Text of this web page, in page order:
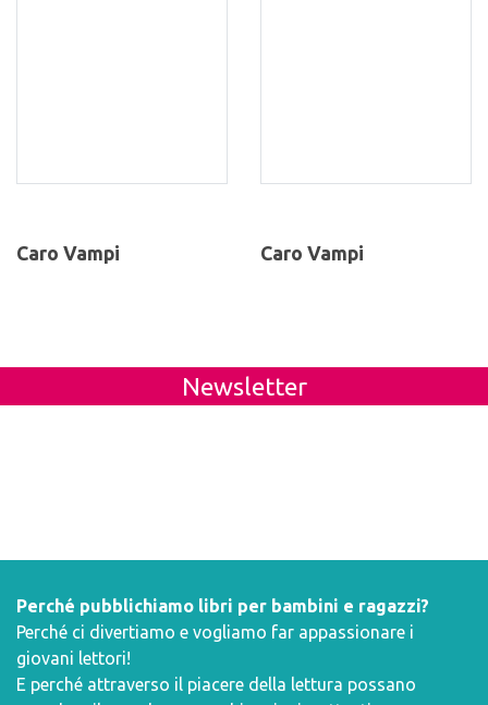
Caro Vampi Caro Vampi
Newsletter
Perché pubblichiamo libri per bambini e ragazzi?
Perché ci divertiamo e vogliamo far appassionare i
giovani lettori!
E perché attraverso il piacere della lettura possano